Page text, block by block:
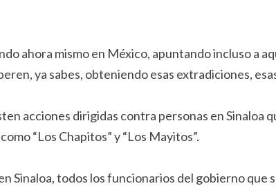
ahora mismo en México, apuntando incluso a
ya sabes, obteniendo esas extradiciones,
acciones dirigidas contra personas en Sinaloa
“Los Chapitos” y “Los Mayitos”.
Sinaloa, todos los funcionarios del gobierno